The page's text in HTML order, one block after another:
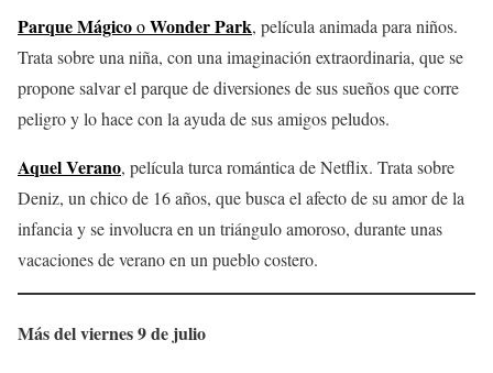
Parque MágicooWonder Park, película animada para niños.
Trata sobre una niña, con una imaginación extraordinaria, que se
propone salvar el parque de diversiones de sus sueños que corre
peligro y lo hace con la ayuda de sus amigos peludos.
Aquel Verano, película turca romántica de Netflix. Trata sobre
Deniz, un chico de 16 años, que busca el afecto de su amor de la
infancia y se involucra en un triángulo amoroso, durante unas
vacaciones de verano en un pueblo costero.
Más del viernes 9 de julio